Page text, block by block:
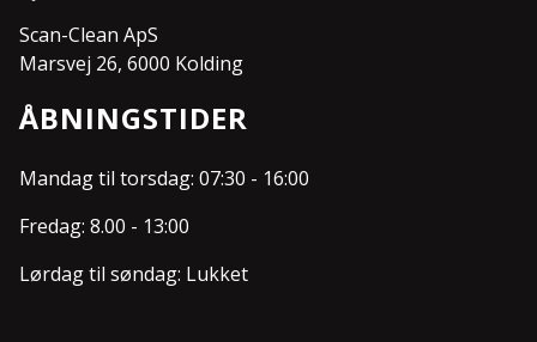
Scan-Clean ApS
Marsvej 26, 6000 Kolding
ÅBNINGSTIDER
Mandag til torsdag: 07:30 - 16:00
Fredag: 8.00 - 13:00
Lørdag til søndag: Lukket